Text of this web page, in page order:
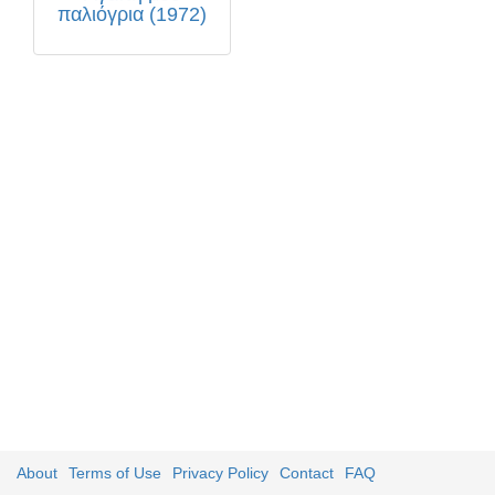
παλιόγρια (1972)
About Terms of Use Privacy Policy Contact FAQ